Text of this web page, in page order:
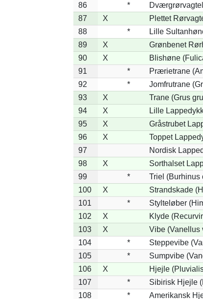
86
*
87
X Plettet
88
*
Lille
89
X Grønbenet
90
X Blishøne
91
*
Prærietrane
92
*
Jomfrutrane
93
X Trane (Grus
94
X Lille
95
X Gråstrubet
96
X Toppet
97
Nordisk
98
X Sorthalset
99
*
Triel (Burhinus
100
X Strandskade
101
*
Stylteløber
102
X Klyde
103
X Vibe (Vanellus
104
*
Steppevibe
105
*
Sumpvibe
106
X Hjejle
107
*
Sibirisk Hjejle
108
* Amerikansk